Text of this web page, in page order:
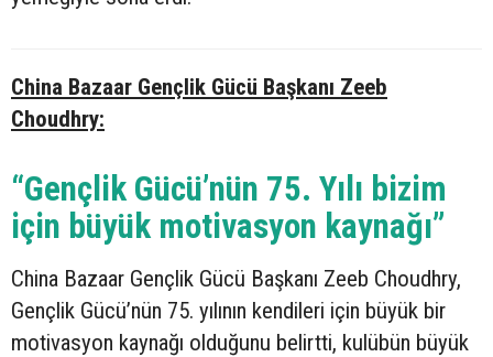
China Bazaar Gençlik Gücü Başkanı Zeeb
Choudhry:
“Gençlik Gücü’nün 75. Yılı bizim
için büyük motivasyon kaynağı”
China Bazaar Gençlik Gücü Başkanı Zeeb Choudhry,
Gençlik Gücü’nün 75. yılının kendileri için büyük bir
motivasyon kaynağı olduğunu belirtti, kulübün büyük